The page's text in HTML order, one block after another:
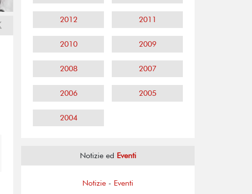
2012 2011
2010 2009
2008 2007
2006 2005
2004
Notizie ed Eventi
Notizie - Eventi